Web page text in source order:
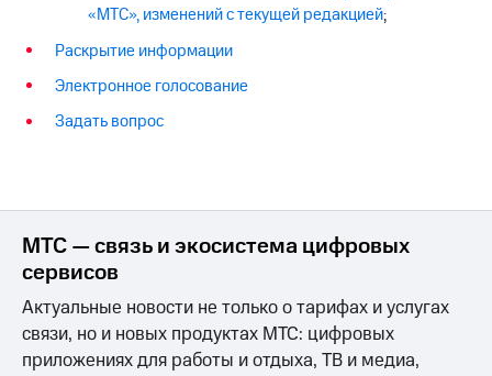
«МТС», изменений с текущей редакцией;
Раскрытие информации
Электронное голосование
Задать вопрос
МТС — связь и экосистема цифровых
сервисов
Актуальные новости не только о тарифах и услугах
связи, но и новых продуктах МТС: цифровых
приложениях для работы и отдыха, ТВ и медиа,